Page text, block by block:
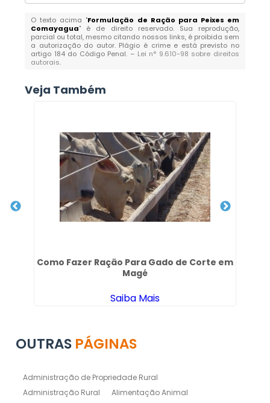
O texto acima "Formulação de Ração para Peixes em
Comayagua" é de direito reservado. Sua reprodução,
parcial ou total, mesmo citando nossos links, é proibida sem
a autorização do autor. Plágio é crime e está previsto no
artigo 184 do Código Penal. – Lei n° 9.610-98 sobre direitos
autorais.
Veja Também
Como Fazer Ração Para Gado de Corte em
Magé
Saiba Mais
OUTRAS PÁGINAS
Administração de Propriedade Rural
Administração Rural
Alimentação Animal